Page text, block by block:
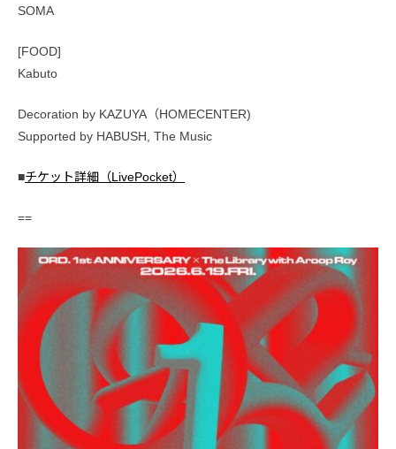
SOMA
[FOOD]
Kabuto
Decoration by KAZUYA（HOMECENTER)
Supported by HABUSH, The Music
■チケット詳細（LivePocket）
==